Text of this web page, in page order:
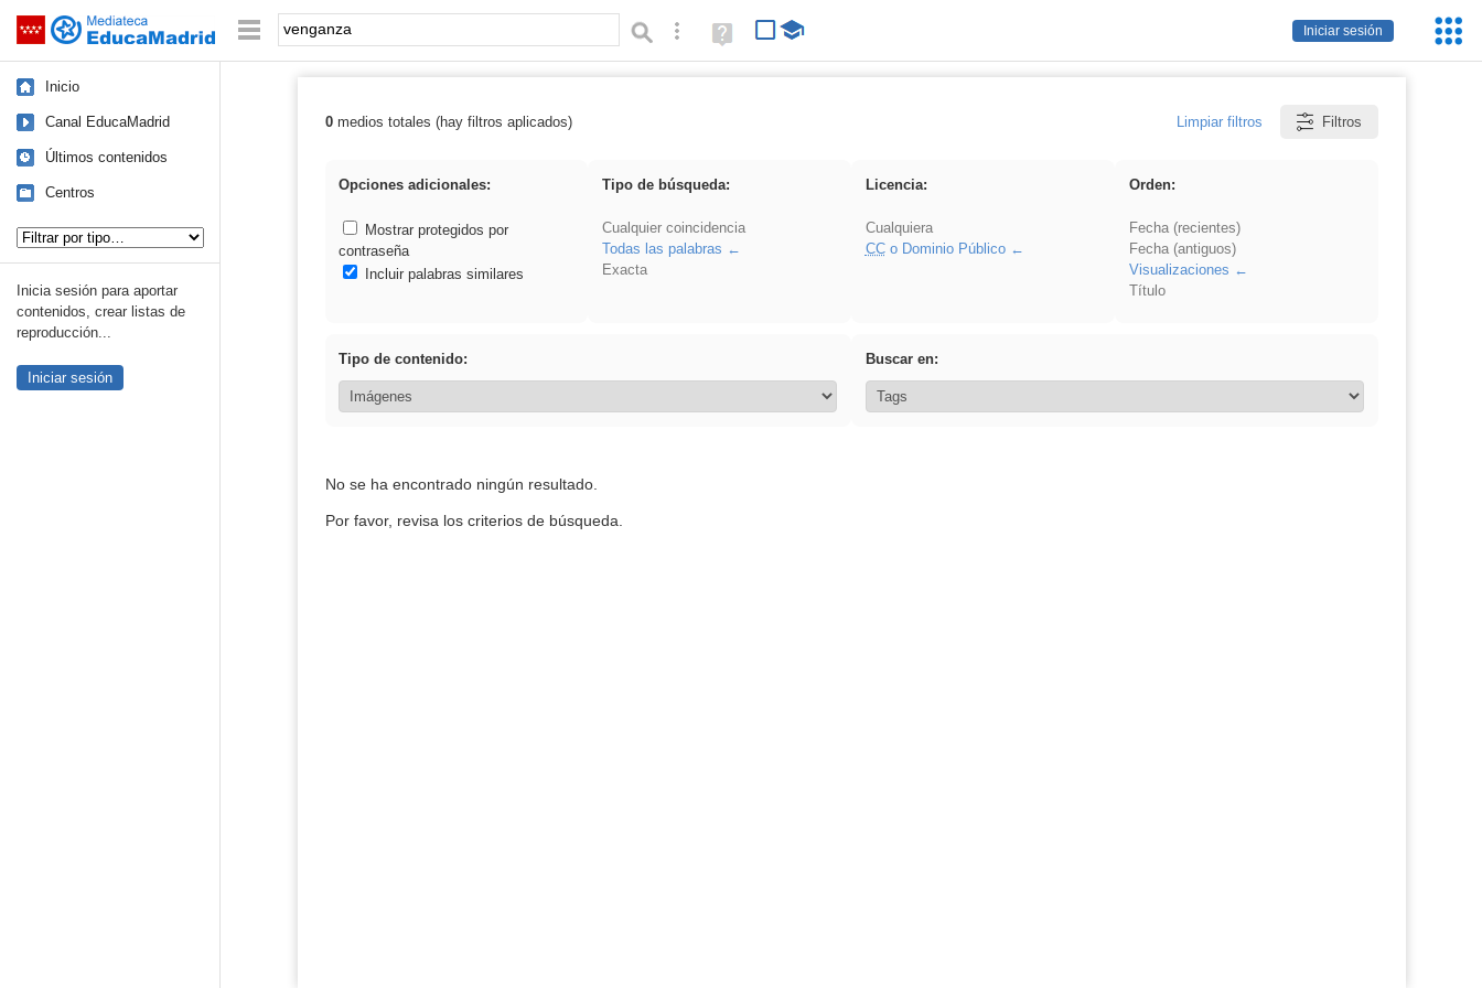
Saltar navegación
Iniciar sesión
Palabra o frase: Búsqueda avanzada
Ayuda
(en
Inicio
Canal EducaMadrid
Últimos contenidos
Centros
Inicia sesión para aportar
contenidos, crear listas de
reproducción...
Iniciar sesión
Resultados de: venganza
0medios totales (hay filtros aplicados) Limpiar filtros Filtros
Opciones adicionales:
Mostrar protegidos por
contraseña
Incluir palabras similares
Tipo de búsqueda:
Cualquier coincidencia
Todas las palabras
Exacta
Licencia:
Cualquiera
CCo Dominio Público
Orden:
Fecha (recientes)
Fecha (antiguos)
Visualizaciones
Título
Tipo de contenido: Buscar en:
No se ha encontrado ningún resultado.
Por favor, revisa los criterios de búsqueda.